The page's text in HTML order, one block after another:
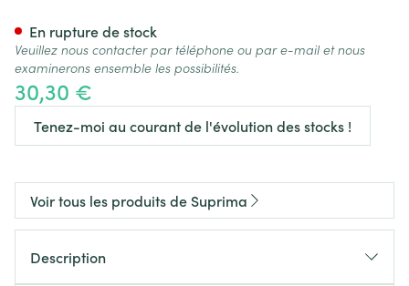
30,30 €
Tenez-moi au courant de l'évolution des stocks !
En rupture de stock
Veuillez nous contacter par téléphone ou par e-mail et nous
examinerons ensemble les possibilités.
Voir tous les produits de Suprima
Description